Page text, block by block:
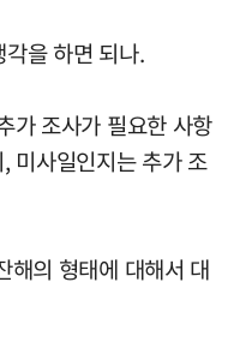
을 하면 되나.
가 조사가 필요한 사항
미사일인지는 추가 조
해의 형태에 대해서 대